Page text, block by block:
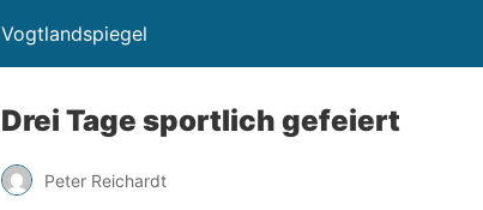
Vogtlandspiegel
Drei Tage sportlich gefeiert
Peter Reichardt